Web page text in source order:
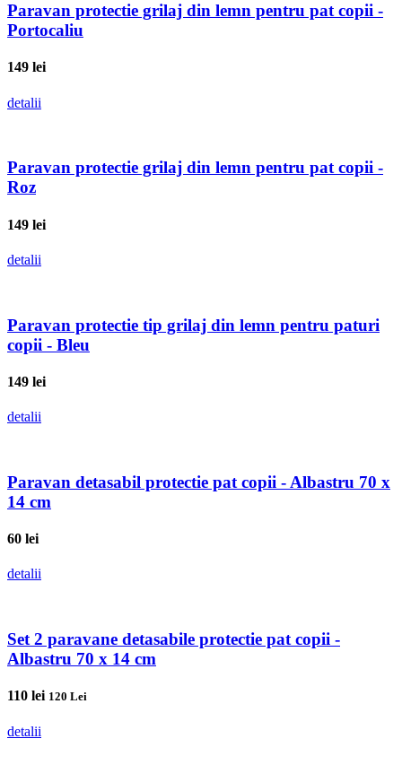
Paravan protectie grilaj din lemn pentru pat copii -
Portocaliu
149 lei
detalii
Paravan protectie grilaj din lemn pentru pat copii -
Roz
149 lei
detalii
Paravan protectie tip grilaj din lemn pentru paturi
copii - Bleu
149 lei
detalii
Paravan detasabil protectie pat copii - Albastru 70 x
14 cm
60 lei
detalii
Set 2 paravane detasabile protectie pat copii -
Albastru 70 x 14 cm
110 lei 120 Lei
detalii